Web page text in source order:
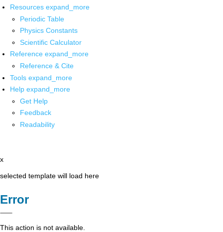
Resources expand_more
Periodic Table
Physics Constants
Scientific Calculator
Reference expand_more
Reference & Cite
Tools expand_more
Help expand_more
Get Help
Feedback
Readability
x
selected template will load here
Error
This action is not available.